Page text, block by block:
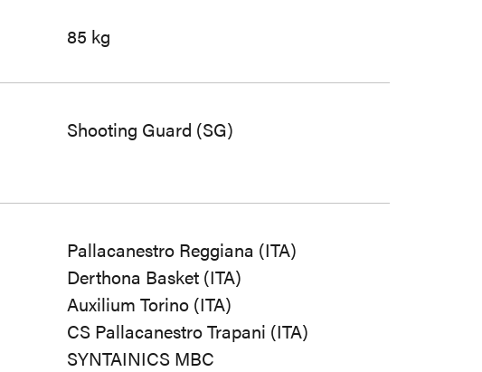
85 kg
Shooting Guard (SG)
Pallacanestro Reggiana (ITA)
Derthona Basket (ITA)
Auxilium Torino (ITA)
CS Pallacanestro Trapani (ITA)
SYNTAINICS MBC